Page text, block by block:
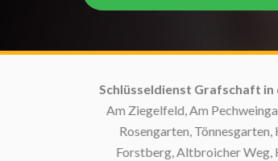
Schlüsseldienst Grafschaft in
Am Ziegelfeld, Am
Rosengarten, Tönnesgarten,
Forstberg, Altbroicher Weg,